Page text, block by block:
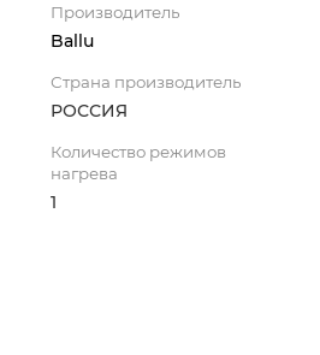
Производитель
Ballu
Страна производитель
РОССИЯ
Количество режимов
нагрева
1